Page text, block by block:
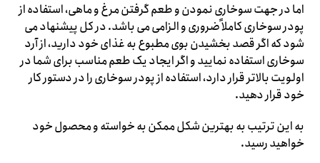
اما در جهت سوخاری نمودن و طعم گرفتن مرغ و ماهی، استفاده از
پودر سوخاری کاملاً ضروری و الزامی می ‌باشد. در کل پیشنهاد می
‌شود که اگر قصد بخشیدن بوی مطبوع به غذای خود دارید، از آرد
سوخاری استفاده نمایید و اگر ایجاد یک طعم مناسب برای شما در
اولویت بالاتر قرار دارد، استفاده از پودر سوخاری را در دستور کار
خود قرار دهید.
به این ترتیب به بهترین شکل ممکن به خواسته و محصول خود
خواهید رسید.